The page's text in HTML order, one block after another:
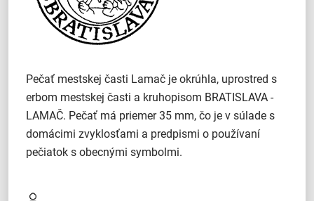
Pečať mestskej časti Lamač je okrúhla, uprostred s
erbom mestskej časti a kruhopisom BRATISLAVA -
LAMAČ. Pečať má priemer 35 mm, čo je v súlade s
domácimi zvyklosťami a predpismi o používaní
pečiatok s obecnými symbolmi.